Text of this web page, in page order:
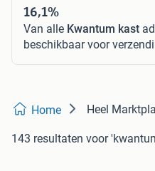
16,1%
Van alle Kwantum kast
beschikbaar voor
Home Heel
143 resultaten voor